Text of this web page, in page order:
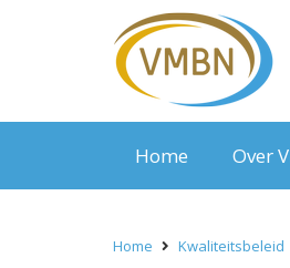
Home Over
Home Kwaliteitsbeleid